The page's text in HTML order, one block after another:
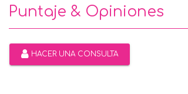
Puntaje & Opiniones
HACER UNA CONSULTA